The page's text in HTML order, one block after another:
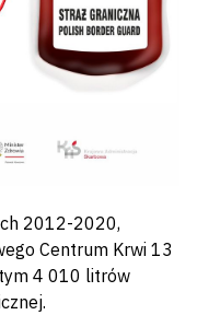
2012-2020,
Centrum Krwi 13
4 010 litrów